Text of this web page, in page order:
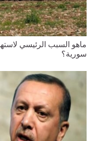
ماهو السبب الرئيسي
سورية؟